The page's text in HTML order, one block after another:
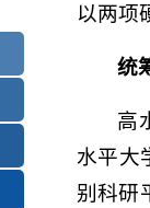
以两项
统
高
水平大
别科研